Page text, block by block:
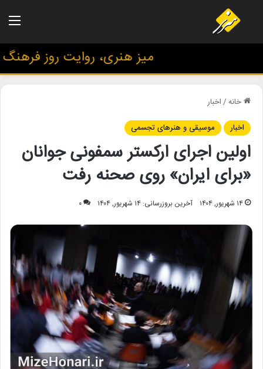
میز هنری، روایت روز فرهنگ
خانه/اخبار
اخبار
موسیقی و هنرهای تجسمی
اولین اجرای ارکستر سمفونی جوانان
«برای ایران» روی صحنه رفت
۱۴ شهریور, ۱۴۰۴ آخرین بروزرسانی: ۱۴ شهریور, ۱۴۰۴ ۰